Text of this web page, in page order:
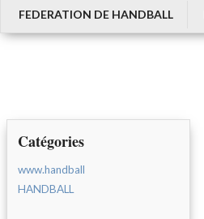
FEDERATION DE HANDBALL
Catégories
www.handball
HANDBALL